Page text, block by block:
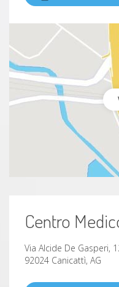
Centro
Via Alcide De Gasperi,
92024 Canicattì, AG